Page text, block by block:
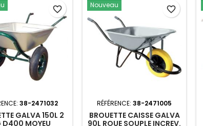
38-2471032
GALVA 150L 2
D400 MOYEU
favorite_border Nouveau
RÉFÉRENCE: 38-2471005
BROUETTE CAISSE GALVA
90L ROUE SOUPLE INCREV.
favorite_border